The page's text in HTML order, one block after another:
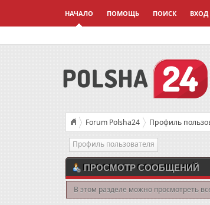
НАЧАЛО ПОМОЩЬ ПОИСК ВХОД
Forum Polsha24 Профиль
Профиль пользователя
ПРОСМОТР СООБЩЕНИЙ
В этом разделе можно просмотреть